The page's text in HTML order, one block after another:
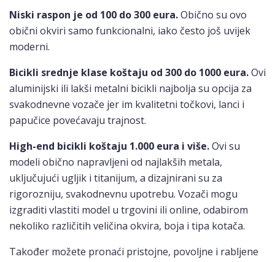
Niski raspon je od 100 do 300 eura.Obično su ovo
obični okviri samo funkcionalni, iako često još uvijek
moderni.
Bicikli srednje klase koštaju od 300 do 1000 eura.Ovi
aluminijski ili lakši metalni bicikli najbolja su opcija za
svakodnevne vozače jer im kvalitetni točkovi, lanci i
papučice povećavaju trajnost.
High-end bicikli koštaju 1.000 eura i više.Ovi su
modeli obično napravljeni od najlakših metala,
uključujući ugljik i titanijum, a dizajnirani su za
rigorozniju, svakodnevnu upotrebu. Vozači mogu
izgraditi vlastiti model u trgovini ili online, odabirom
nekoliko različitih veličina okvira, boja i tipa kotača.
Također možete pronaći pristojne, povoljne i rabljene